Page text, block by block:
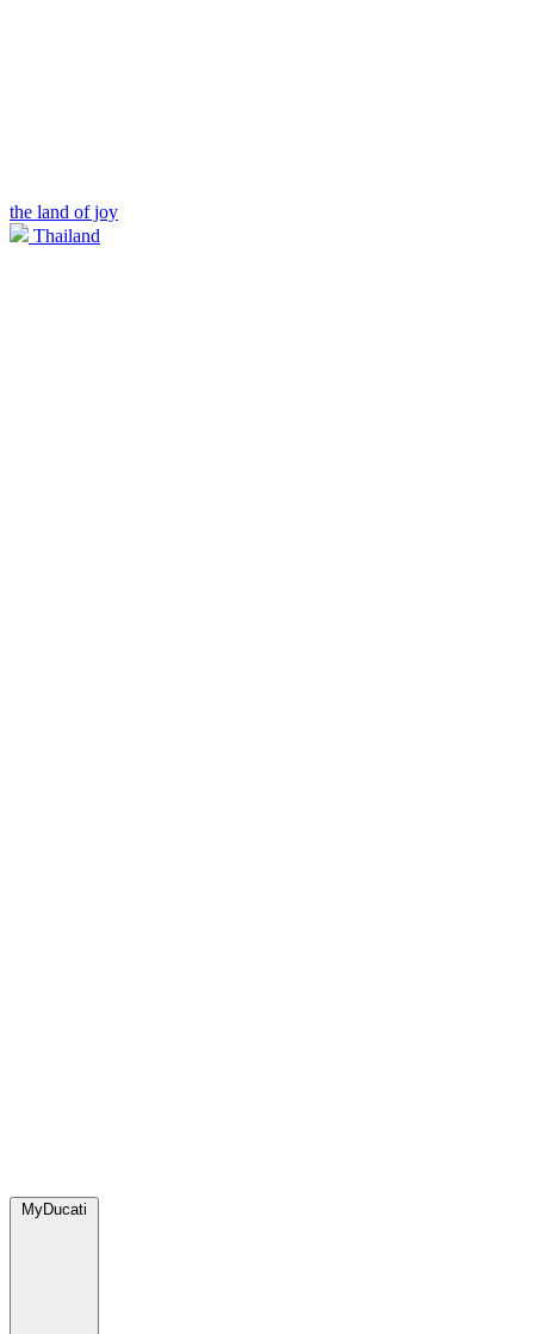
the land of joy
Thailand
MyDucati